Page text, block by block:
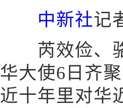
中新社记
芮效俭、骆
华大使6日齐
近十年里对华